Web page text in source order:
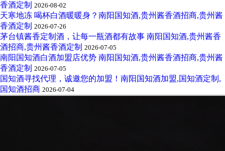
香酒定制 2026-08-02
天寒地冻 喝杯白酒暖暖身？南阳国知酒,贵州酱香酒招商,贵州酱
香酒定制 2026-07-26
茅台镇酱香定制酒，让每一瓶酒都有故事 南阳国知酒,贵州酱香
酒招商,贵州酱香酒定制 2026-07-05
南阳国知酒白酒加盟店优势 南阳国知酒,贵州酱香酒招商,贵州酱
香酒定制 2026-07-05
国知酒寻找代理，诚邀您的加盟！南阳国知酒加盟,国知酒定制,
国知酒招商 2026-07-04